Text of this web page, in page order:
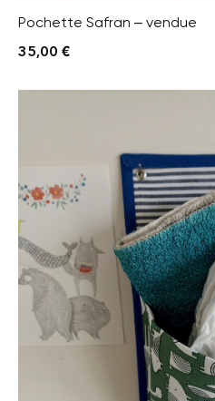
Pochette Safran – vendue
35,00 €